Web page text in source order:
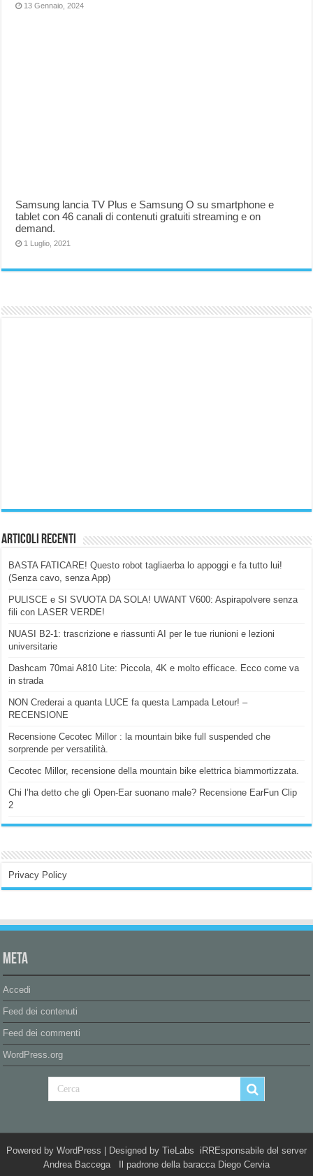
13 Gennaio, 2024
Samsung lancia TV Plus e Samsung O su smartphone e
tablet con 46 canali di contenuti gratuiti streaming e on
demand.
1 Luglio, 2021
Articoli Recenti
BASTA FATICARE! Questo robot tagliaerba lo appoggi e fa tutto lui!
(Senza cavo, senza App)
PULISCE e SI SVUOTA DA SOLA! UWANT V600: Aspirapolvere senza
fili con LASER VERDE!
NUASI B2-1: trascrizione e riassunti AI per le tue riunioni e lezioni
universitarie
Dashcam 70mai A810 Lite: Piccola, 4K e molto efficace. Ecco come va
in strada
NON Crederai a quanta LUCE fa questa Lampada Letour! –
RECENSIONE
Recensione Cecotec Millor : la mountain bike full suspended che
sorprende per versatilità.
Cecotec Millor, recensione della mountain bike elettrica biammortizzata.
Chi l’ha detto che gli Open-Ear suonano male? Recensione EarFun Clip
2
Privacy Policy
Meta
Accedi
Feed dei contenuti
Feed dei commenti
WordPress.org
Powered by WordPress | Designed by TieLabs iRREsponsabile del server
Andrea Baccega Il padrone della baracca Diego Cervia